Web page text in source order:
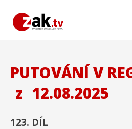
PUTOVÁNÍ V
z 12.08.2025
123. DÍL